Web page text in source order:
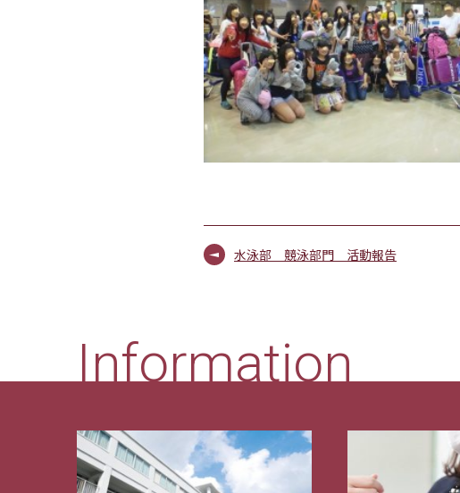
水泳部 競泳部門 活動報告
Information